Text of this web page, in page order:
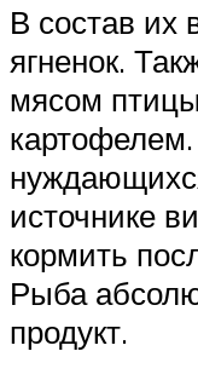
В состав их
ягненок.
мясом
источнике
кормить
Рыба
продукт.